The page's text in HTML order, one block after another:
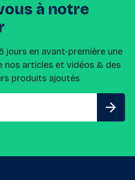
à notre
jours en avant-première une
nos articles et vidéos & des
produits ajoutés